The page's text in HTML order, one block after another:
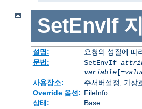
SetEnvIf
설명:
요청의 성질에 따
문법:
SetEnvIf
variable[=
사용장소:
주서버설정, 가상
Override 옵션: FileInfo
상태:
Base